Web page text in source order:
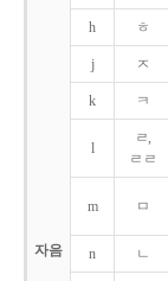
자음
h ㅎ
j ㅈ
k ㅋ
l
ㄹ,
ㄹㄹ
m ㅁ
n ㄴ